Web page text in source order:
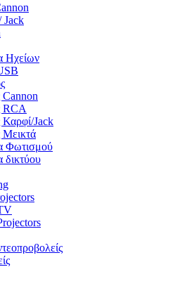
Jack
Ηχείων
Cannon
RCA
Καρφί/Jack
Μεικτά
Φωτισμού
δικτύου